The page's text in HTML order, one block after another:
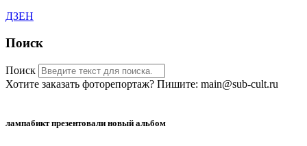
ДЗЕН
Поиск
Поиск
Хотите заказать фоторепортаж? Пишите: main@sub-cult.ru
лампабикт презентовали новый альбом